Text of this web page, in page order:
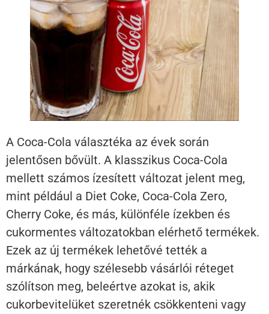
A Coca-Cola választéka az évek során
jelentősen bővült. A klasszikus Coca-Cola
mellett számos ízesített változat jelent meg,
mint például a Diet Coke, Coca-Cola Zero,
Cherry Coke, és más, különféle ízekben és
cukormentes változatokban elérhető termékek.
Ezek az új termékek lehetővé tették a
márkának, hogy szélesebb vásárlói réteget
szólítson meg, beleértve azokat is, akik
cukorbevitelüket szeretnék csökkenteni vagy